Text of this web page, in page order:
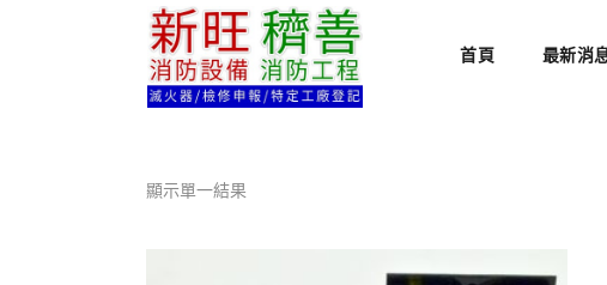
首頁 最新消
顯示單一結果